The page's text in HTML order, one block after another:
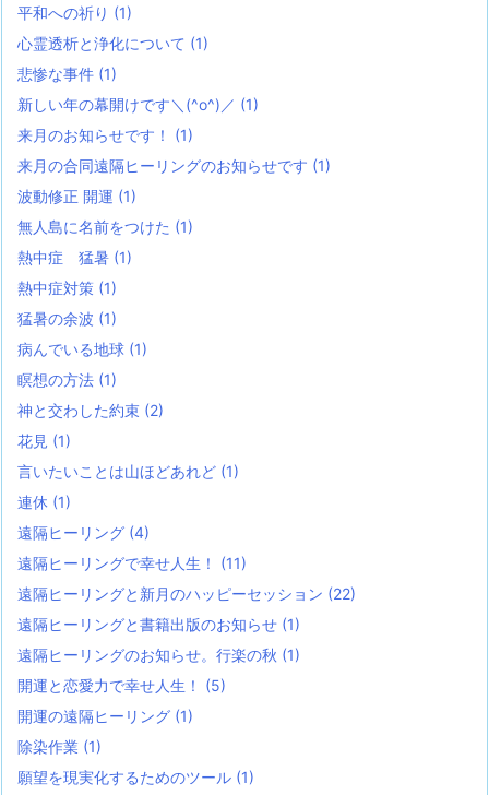
平和への祈り (1)
心霊透析と浄化について (1)
悲惨な事件 (1)
新しい年の幕開けです＼(^o^)／ (1)
来月のお知らせです！ (1)
来月の合同遠隔ヒーリングのお知らせです (1)
波動修正 開運 (1)
無人島に名前をつけた (1)
熱中症 猛暑 (1)
熱中症対策 (1)
猛暑の余波 (1)
病んでいる地球 (1)
瞑想の方法 (1)
神と交わした約束 (2)
花見 (1)
言いたいことは山ほどあれど (1)
連休 (1)
遠隔ヒーリング (4)
遠隔ヒーリングで幸せ人生！ (11)
遠隔ヒーリングと新月のハッピーセッション (22)
遠隔ヒーリングと書籍出版のお知らせ (1)
遠隔ヒーリングのお知らせ。行楽の秋 (1)
開運と恋愛力で幸せ人生！ (5)
開運の遠隔ヒーリング (1)
除染作業 (1)
願望を現実化するためのツール (1)